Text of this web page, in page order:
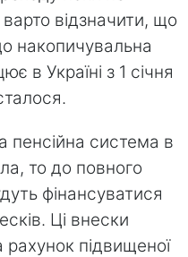
відзначити, що
накопичувальна
в Україні з 1 січня
пенсійна система в
то до повного
фінансуватися
Ці внески
підвищеної